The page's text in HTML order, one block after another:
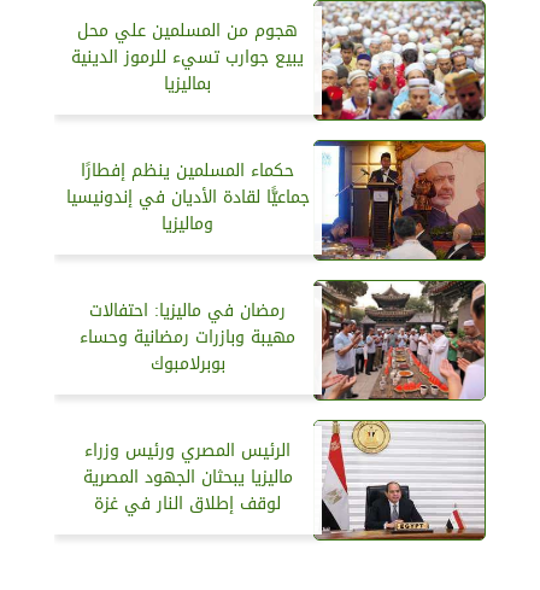
هجوم من المسلمين علي محل
يبيع جوارب تسيء للرموز الدينية
بماليزيا
حكماء المسلمين ينظم إفطارًا
جماعيًّا لقادة الأديان في إندونيسيا
وماليزيا
رمضان في ماليزيا: احتفالات
مهيبة وبازرات رمضانية وحساء
بوبرلامبوك
الرئيس المصري ورئيس وزراء
ماليزيا يبحثان الجهود المصرية
لوقف إطلاق النار في غزة